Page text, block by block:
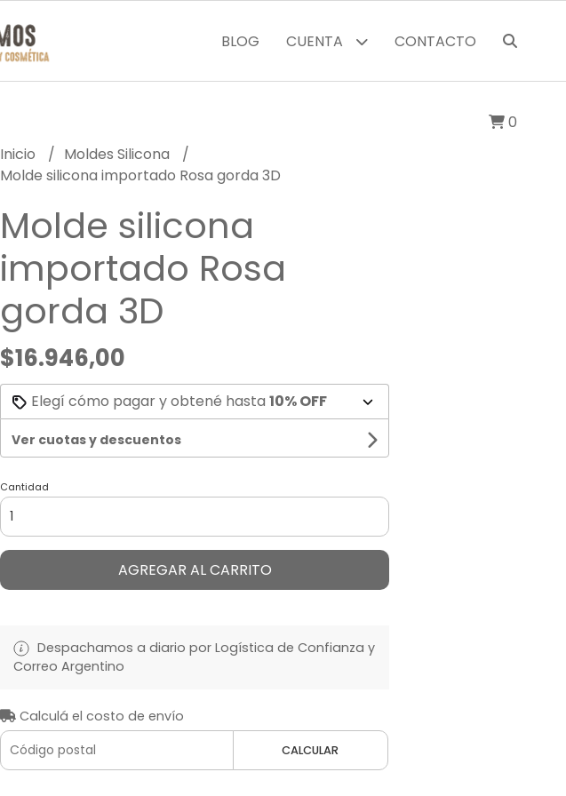
BLOG CUENTA CONTACTO
0
Inicio
Moldes Silicona
Molde silicona importado Rosa gorda 3D
Molde silicona
importado Rosa
gorda 3D
$16.946,00
Elegí cómo pagar y obtené hasta 10% OFF
Ver cuotas y descuentos
Cantidad
AGREGAR AL CARRITO
Despachamos a diario por Logística de Confianza y
Correo Argentino
Calculá el costo de envío
CALCULAR